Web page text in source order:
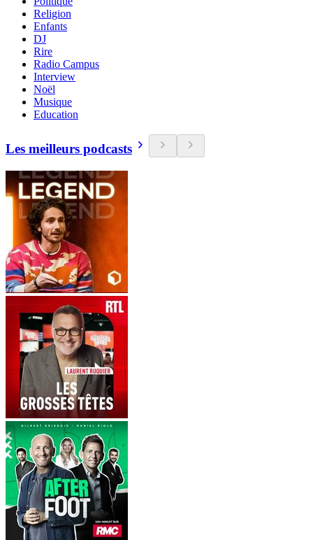
Religion
Enfants
DJ
Rire
Radio Campus
Interview
Noël
Musique
Education
Les meilleurs podcasts